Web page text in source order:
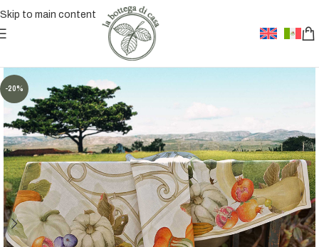
Skip to main content
-20%